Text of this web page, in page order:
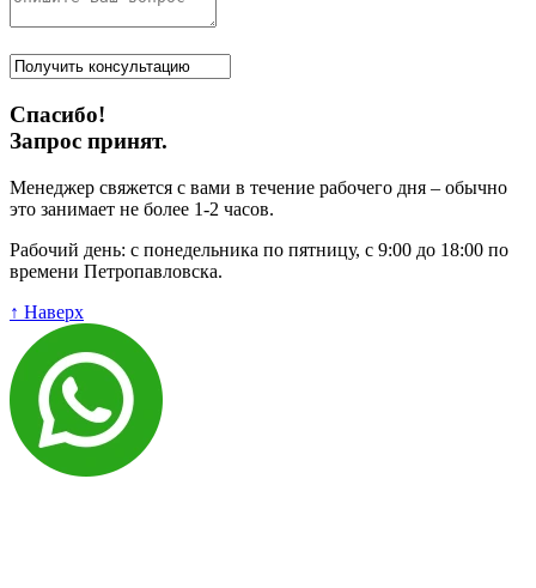
Спасибо!
Запрос принят.
Менеджер свяжется с вами в течение рабочего дня – обычно
это занимает не более 1-2 часов.
Рабочий день: с понедельника по пятницу, с 9:00 до 18:00 по
времени Петропавловска.
↑ Наверх